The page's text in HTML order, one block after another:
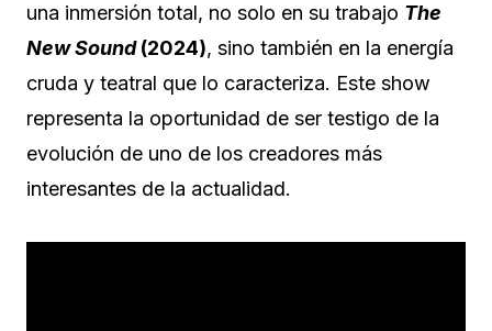
una inmersión total, no solo en su trabajo The
New Sound(2024), sino también en la energía
cruda y teatral que lo caracteriza. Este show
representa la oportunidad de ser testigo de la
evolución de uno de los creadores más
interesantes de la actualidad.